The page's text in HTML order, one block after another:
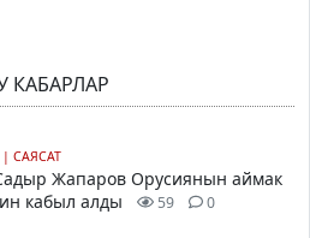
КАБАРЛАР
| САЯСАТ
Жапаров Орусиянын аймак
кабыл алды
59 0